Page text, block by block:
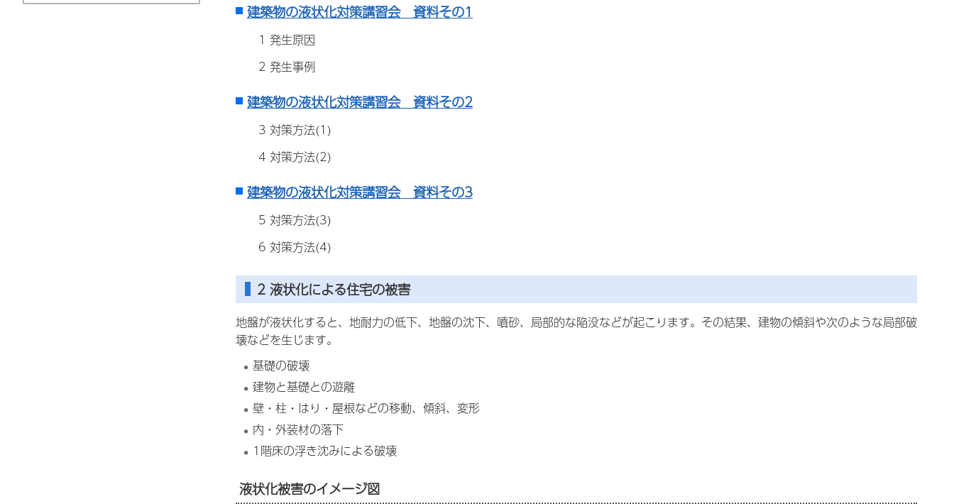
建築物の液状化対策講習会 資料その1
1 発生原因
2 発生事例
建築物の液状化対策講習会 資料その2
3 対策方法(1)
4 対策方法(2)
建築物の液状化対策講習会 資料その3
5 対策方法(3)
6 対策方法(4)
2 液状化による住宅の被害
地盤が液状化すると、地耐力の低下、地盤の沈下、噴砂、局部的な陥没などが起こります。その結果、建物の傾斜や次のような局部破
壊などを生じます。
基礎の破壊
建物と基礎との遊離
壁・柱・はり・屋根などの移動、傾斜、変形
内・外装材の落下
1階床の浮き沈みによる破壊
液状化被害のイメージ図